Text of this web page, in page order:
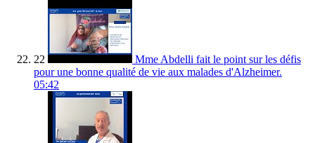
22
Mme Abdelli fait le point sur les défis
pour une bonne qualité de vie aux malades d'Alzheimer.
05:42